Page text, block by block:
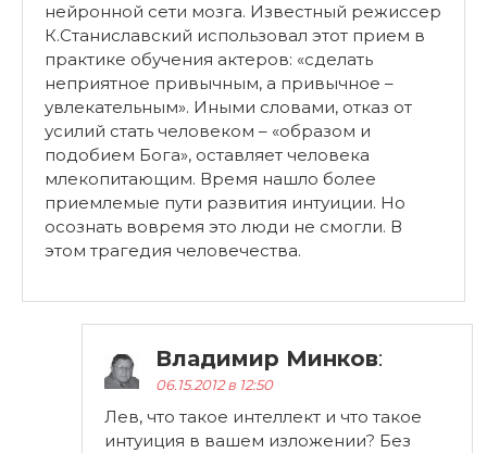
нейронной сети мозга. Известный режиссер
К.Станиславский использовал этот прием в
практике обучения актеров: «сделать
неприятное привычным, а привычное –
увлекательным». Иными словами, отказ от
усилий стать человеком – «образом и
подобием Бога», оставляет человека
млекопитающим. Время нашло более
приемлемые пути развития интуиции. Но
осознать вовремя это люди не смогли. В
этом трагедия человечества.
Владимир Минков:
06.15.2012 в 12:50
Лев, что такое интеллект и что такое
интуиция в вашем изложении? Без